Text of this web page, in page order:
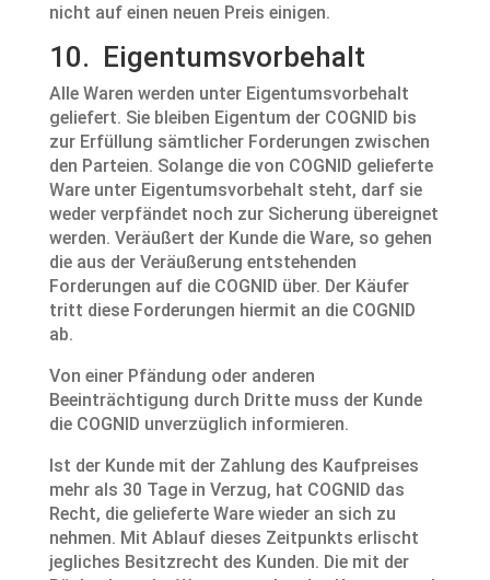
nicht auf einen neuen Preis einigen.
10. Eigentumsvorbehalt
Alle Waren werden unter Eigentumsvorbehalt
geliefert. Sie bleiben Eigentum der COGNID bis
zur Erfüllung sämtlicher Forderungen zwischen
den Parteien. Solange die von COGNID gelieferte
Ware unter Eigentumsvorbehalt steht, darf sie
weder verpfändet noch zur Sicherung übereignet
werden. Veräußert der Kunde die Ware, so gehen
die aus der Veräußerung entstehenden
Forderungen auf die COGNID über. Der Käufer
tritt diese Forderungen hiermit an die COGNID
ab.
Von einer Pfändung oder anderen
Beeinträchtigung durch Dritte muss der Kunde
die COGNID unverzüglich informieren.
Ist der Kunde mit der Zahlung des Kaufpreises
mehr als 30 Tage in Verzug, hat COGNID das
Recht, die gelieferte Ware wieder an sich zu
nehmen. Mit Ablauf dieses Zeitpunkts erlischt
jegliches Besitzrecht des Kunden. Die mit der